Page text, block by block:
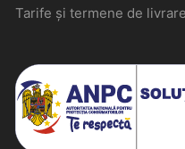
Tarife și termene de livrare